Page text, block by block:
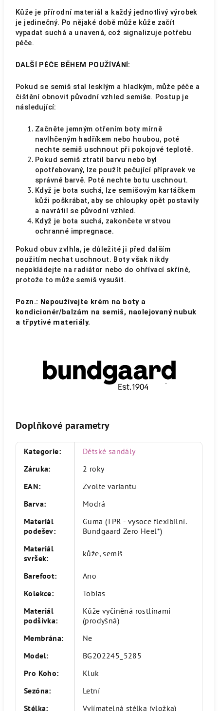
Kůže je přírodní materiál a každý jednotlivý výrobek
je jedinečný. Po nějaké době může kůže začít
vypadat suchá a unavená, což signalizuje potřebu
péče.
DALŠÍ PÉČE BĚHEM POUŽÍVÁNÍ:
Pokud se semiš stal lesklým a hladkým, může péče a
čištění obnovit původní vzhled semiše. Postup je
následující:
Začněte jemným otřením boty mírně
navlhčeným hadříkem nebo houbou, poté
nechte semiš uschnout při pokojové teplotě.
Pokud semiš ztratil barvu nebo byl
opotřebovaný, lze použít pečující přípravek ve
správné barvě. Poté nechte botu uschnout.
Když je bota suchá, lze semišovým kartáčkem
kůži poškrábat, aby se chloupky opět postavily
a navrátil se původní vzhled.
Když je bota suchá, zakončete vrstvou
ochranné impregnace.
Pokud obuv zvlhla, je důležité ji před dalším
použitím nechat uschnout. Boty však nikdy
nepokládejte na radiátor nebo do ohřívací skříně,
protože to může semiš vysušit.
Pozn.: Nepoužívejte krém na boty a
kondicionér/balzám na semiš, naolejovaný nubuk
a třpytivé materiály.
Doplňkové parametry
Kategorie:
Dětské sandály
Záruka:
2 roky
EAN:
Zvolte variantu
Barva:
Modrá
Materiál
podešev:
Guma (TPR - vysoce flexibilní.
Bundgaard Zero Heel*)
Materiál
svršek: kůže, semiš
Barefoot:
Ano
Kolekce:
Tobias
Materiál
podšívka:
Kůže vyčiněná rostlinami
(prodyšná)
Membrána:
Ne
Model:
BG202245_5285
Pro Koho:
Kluk
Sezóna:
Letní
Stélka:
Vyjímatelná stélka (vložka)